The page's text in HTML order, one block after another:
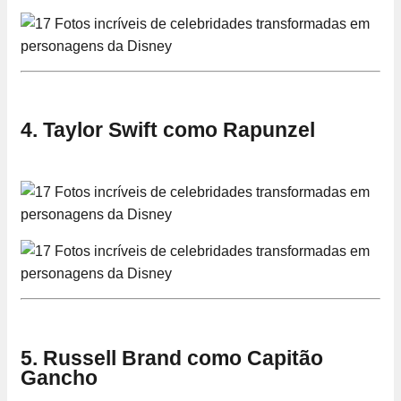
4. Taylor Swift como Rapunzel
5. Russell Brand como Capitão
Gancho